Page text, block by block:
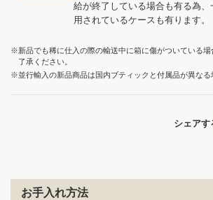
給が終了している場合も有る為
用されているケースも有ります。
※新品でも稀に仕入の際の輸送中に箱に傷がついている
了承ください。
※並行輸入の新品商品は国内ブティックと付属品が異なる
シェアす
お手入れ方法